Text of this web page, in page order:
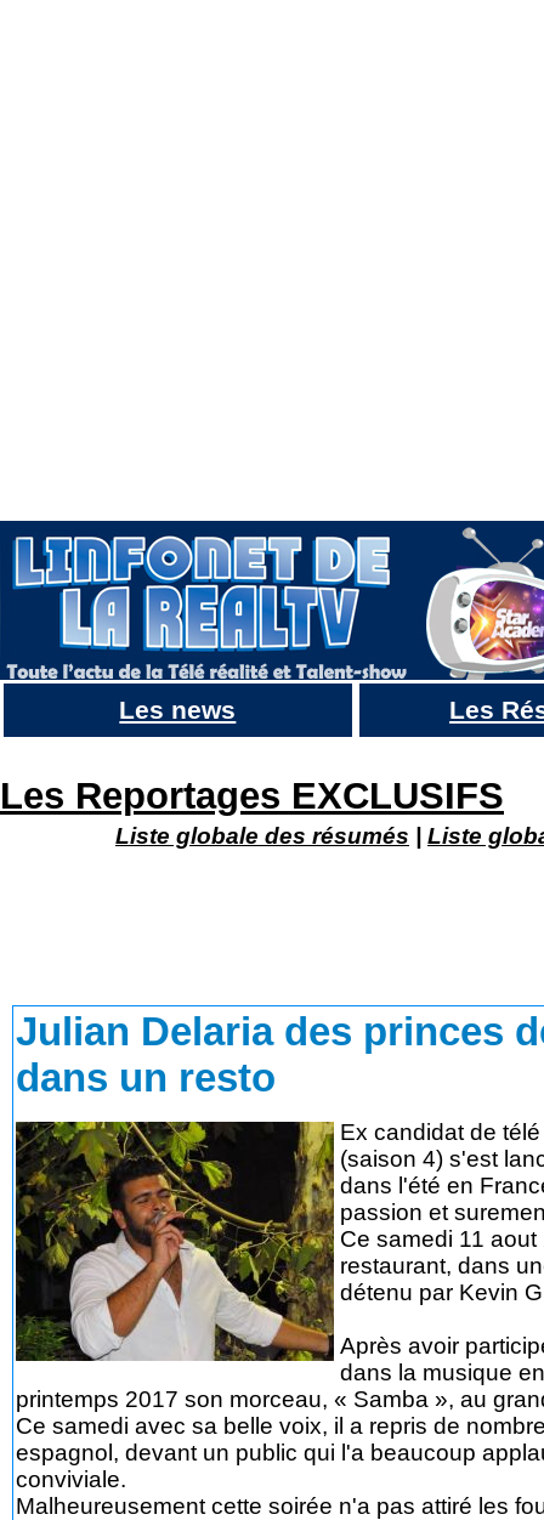
Les news Les
Les Reportages EXCLUSIFS
Liste globale des résumés Liste
Julian Delaria des princes
dans un resto
Ex candidat de
(saison 4) s'est
dans l'été en
passion et
Ce samedi 11
restaurant, dans
détenu par Kevin
Après avoir
dans la musique
printemps 2017 son morceau, « Samba », au
Ce samedi avec sa belle voix, il a repris de
espagnol, devant un public qui l'a beaucoup
conviviale.
Malheureusement cette soirée n'a pas attiré les